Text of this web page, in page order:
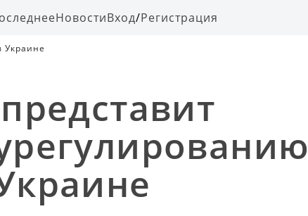
НовостиВход/Регистрация
Украине